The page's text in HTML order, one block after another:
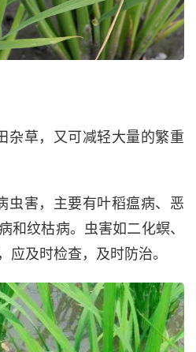
杂草，又可减轻大量的繁重
虫害，主要有叶稻瘟病、恶
和纹枯病。虫害如二化螟、
应及时检查，及时防治。